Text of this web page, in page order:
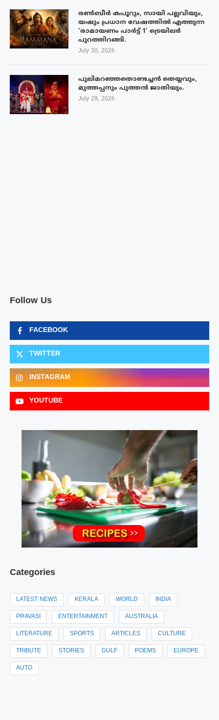
രൺബീർ കപൂറും, സായി പല്ലവിയും,
യഷും പ്രധാന വേഷത്തിൽ എത്തുന്ന
‘രാമായണം പാർട്ട് 1’ ട്രെയിലർ
പുറത്തിറങ്ങി.
July 30, 2026
പുലിമറഞ്ഞതൊണ്ടച്ചൻ തെയ്യവും,
മുത്തപ്പനും പുത്തൻ ജാതിയും.
July 29, 2026
Follow Us
FACEBOOK
TWITTER
INSTAGRAM
YOUTUBE
Categories
LATEST NEWS KERALA WORLD INDIA
PRAVASI ENTERTAINMENT AUSTRALIA
LITERATURE SPORTS ARTICLES CULTURE
TRIBUTE STORIES GULF POEMS EUROPE
AUTO